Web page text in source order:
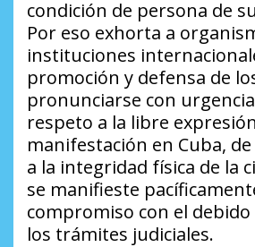
condición de persona de
Por eso exhorta a
instituciones
promoción y defensa de
pronunciarse con
respeto a la libre
manifestación en Cuba,
a la integridad física de la
se manifieste
compromiso con el debido
los trámites judiciales.